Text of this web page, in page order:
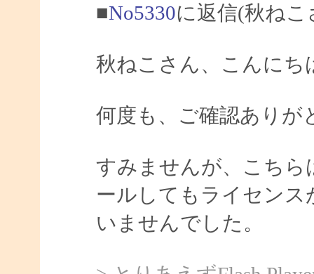
■No5330に返信(秋ね
秋ねこさん、こんにち
何度も、ご確認ありが
すみませんが、こち
ールしてもライセン
いませんでした。